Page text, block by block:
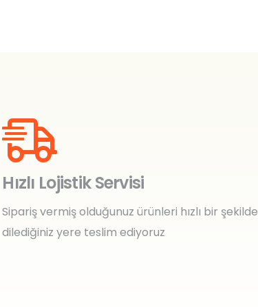
Hızlı Lojistik Servisi
Sipariş vermiş olduğunuz ürünleri hızlı bir şekilde
dilediğiniz yere teslim ediyoruz